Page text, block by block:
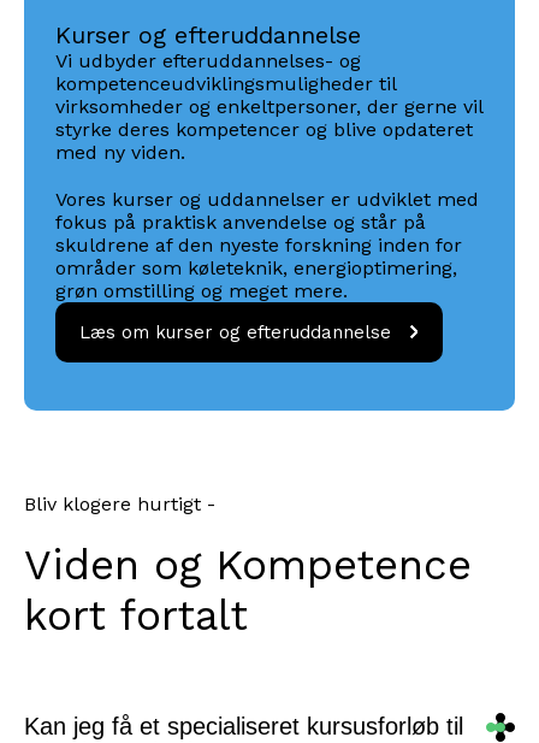
Kurser og efteruddannelse
Vi udbyder efteruddannelses- og
kompetenceudviklingsmuligheder til
virksomheder og enkeltpersoner, der gerne vil
styrke deres kompetencer og blive opdateret
med ny viden.
Vores kurser og uddannelser er udviklet med
fokus på praktisk anvendelse og står på
skuldrene af den nyeste forskning inden for
områder som køleteknik, energioptimering,
grøn omstilling og meget mere.
Læs om kurser og efteruddannelse
Læs om kurser og
efteruddannelse
Bliv klogere hurtigt -
Viden og Kompetence
kort fortalt
Kan jeg få et specialiseret kursusforløb til